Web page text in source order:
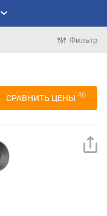
Фильтр
СРАВНИТЬ ЦЕНЫ 46